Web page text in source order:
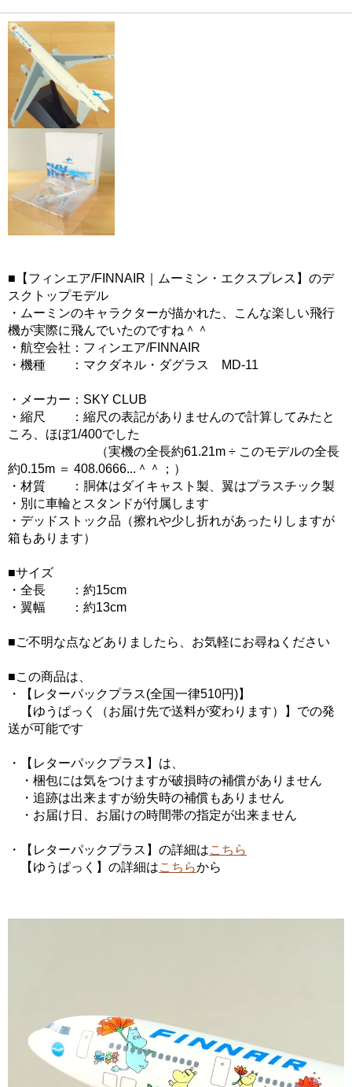
■【フィンエア/FINNAIR｜ムーミン・エクスプレス】のデ
スクトップモデル
・ムーミンのキャラクターが描かれた、こんな楽しい飛行
機が実際に飛んでいたのですね＾＾
・航空会社：フィンエア/FINNAIR
・機種 ：マクダネル・ダグラス MD-11
・メーカー：SKY CLUB
・縮尺 ：縮尺の表記がありませんので計算してみたと
ころ、ほぼ1/400でした
（実機の全長約61.21m ÷ このモデルの全長
約0.15m ＝ 408.0666...＾＾；）
・材質 ：胴体はダイキャスト製、翼はプラスチック製
・別に車輪とスタンドが付属します
・デッドストック品（擦れや少し折れがあったりしますが
箱もあります）
■サイズ
・全長 ：約15cm
・翼幅 ：約13cm
■ご不明な点などありましたら、お気軽にお尋ねください
■この商品は、
・【レターパックプラス(全国一律510円)】
【ゆうぱっく（お届け先で送料が変わります）】での発
送が可能です
・【レターパックプラス】は、
・梱包には気をつけますが破損時の補償がありません
・追跡は出来ますが紛失時の補償もありません
・お届け日、お届けの時間帯の指定が出来ません
・【レターパックプラス】の詳細はこちら
【ゆうぱっく】の詳細はこちらから